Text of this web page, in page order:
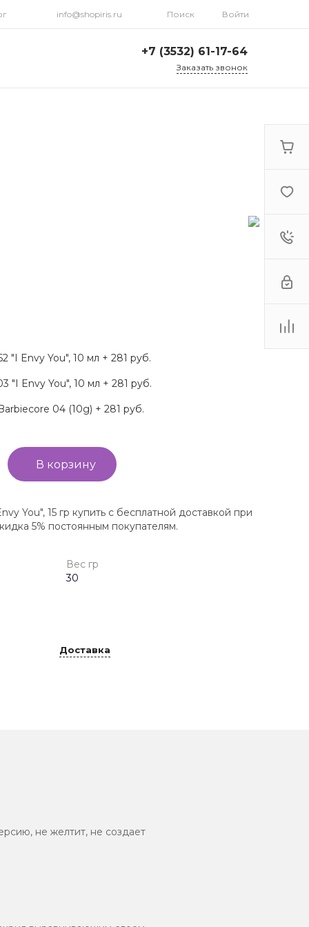
info@shopiris.ru Поиск Войти
+7 (3532) 61-17-64
Заказать звонок
"I Envy You", 10 мл + 281 руб.
"I Envy You", 10 мл + 281 руб.
04 (10g) + 281 руб.
В корзину
You", 15 гр купить с бесплатной доставкой при
5% постоянным покупателям.
Вес гр
30
Доставка
не желтит, не создает